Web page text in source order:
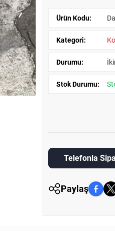
Ürün Kodu:
Kategori:
Durumu:
Stok Durumu:
Telefonla
Paylaş